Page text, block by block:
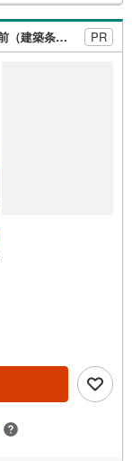
【大和ハウス】セキュレア大和郡山九条駅前（建築条件付宅地分譲） PR